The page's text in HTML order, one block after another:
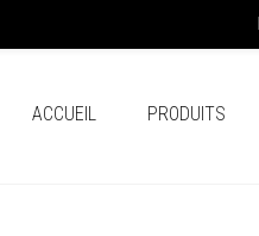
ACCUEIL PRODUITS